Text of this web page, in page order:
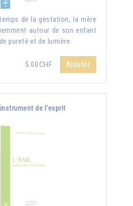
de la gestation, la mère
autour de son enfant
pureté et de lumière.
5.00CHF Ajouter
de l'esprit